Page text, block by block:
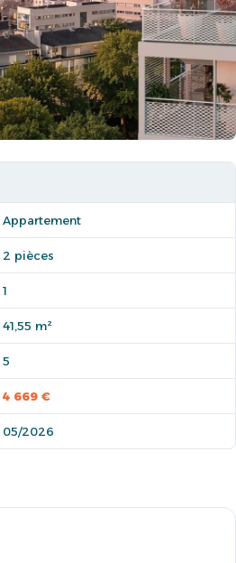
Appartement
2 pièces
1
41,55 m²
5
4 669 €
05/2026